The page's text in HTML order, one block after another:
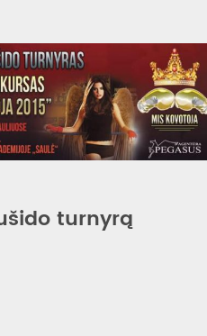
turnyrą